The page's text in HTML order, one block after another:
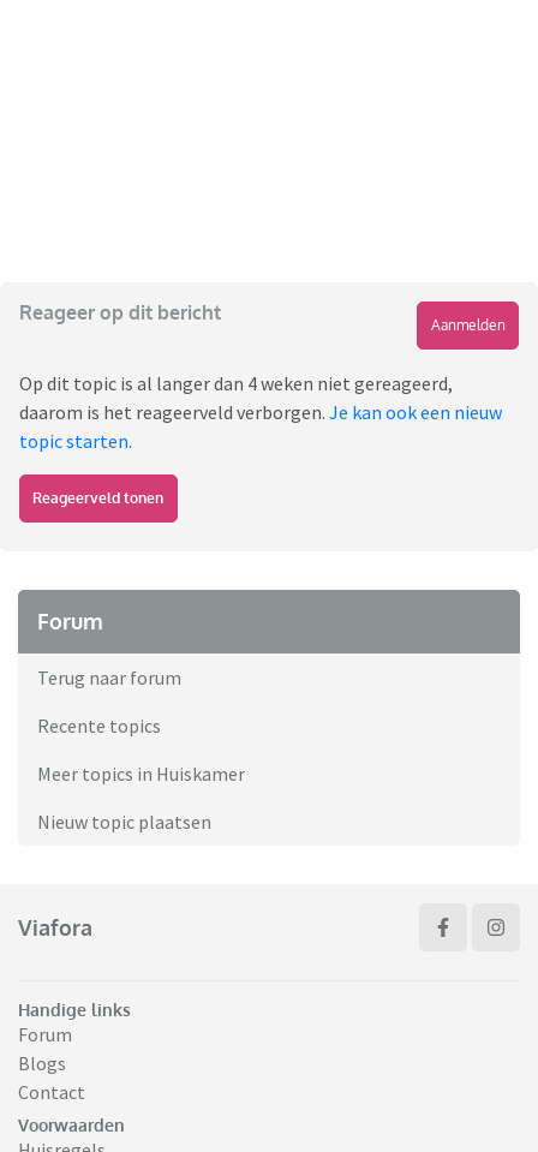
Reageer op dit bericht
Aanmelden
Op dit topic is al langer dan 4 weken niet gereageerd,
daarom is het reageerveld verborgen. Je kan ook een nieuw
topic starten.
Reageerveld tonen
Forum
Terug naar forum
Recente topics
Meer topics in Huiskamer
Nieuw topic plaatsen
Viafora
Handige links
Forum
Blogs
Contact
Voorwaarden